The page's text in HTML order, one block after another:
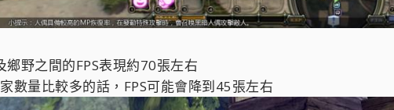
野之間的FPS表現約70張左右
數量比較多的話，FPS可能會降到45張左右